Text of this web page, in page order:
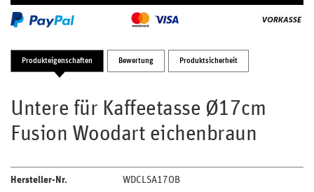
Produkteigenschaften Bewertung Produktsicherheit
Untere für Kaffeetasse Ø17cm
Fusion Woodart eichenbraun
Hersteller-Nr. WDCLSA17OB